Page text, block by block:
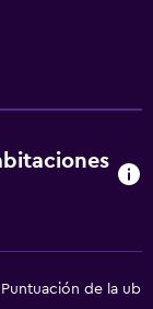
Puntuación de la